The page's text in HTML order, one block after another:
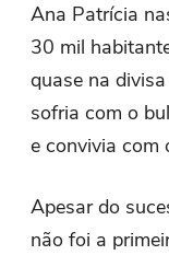
Ana Patrícia
30 mil
quase na
sofria com o
e convivia com
Apesar do
não foi a